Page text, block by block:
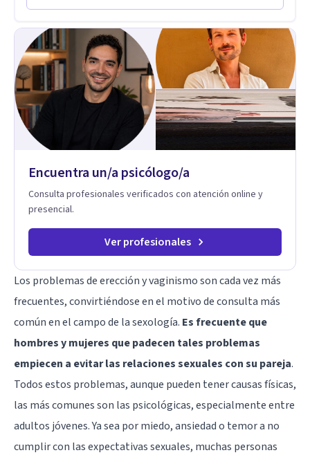
psicoanálisis, terapia somática y de trauma, psicología
respiración neurodinámica, integrando actualmente la
Psicología Analítica Junguiana. Mi abordaje también incorpora
perspectivas interculturales, ecopsicología y el trabajo
simbólico con el inconsciente, entendiendo que cada
proceso terapéutico es único y requiere una mirada
personalizada.
Encuentra un/a psicólogo/a
Consulta profesionales verificados con atención online y
presencial.
Ver profesionales
Los problemas de erección y vaginismo son cada vez más
frecuentes, convirtiéndose en el motivo de consulta más
común en el campo de la sexología. Es frecuente que
hombres y mujeres que padecen tales problemas
empiecen a evitar las relaciones sexuales con su pareja.
Todos estos problemas, aunque pueden tener causas físicas,
las más comunes son las psicológicas, especialmente entre
adultos jóvenes. Ya sea por miedo, ansiedad o temor a no
cumplir con las expectativas sexuales, muchas personas